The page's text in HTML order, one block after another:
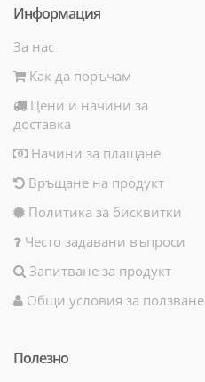
Информация
За нас
Как да поръчам
Цени и начини за
доставка
Начини за плащане
Връщане на продукт
Политика за бисквитки
Често задавани въпроси
Запитване за продукт
Общи условия за ползване
Полезно